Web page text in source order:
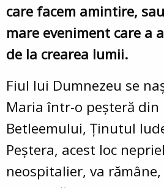
care facem amintire,
mare eveniment care a
de la crearea lumii.
Fiul lui Dumnezeu se
Maria într-o peșteră
Betleemului, Ținutul
Peștera, acest loc
neospitalier, va